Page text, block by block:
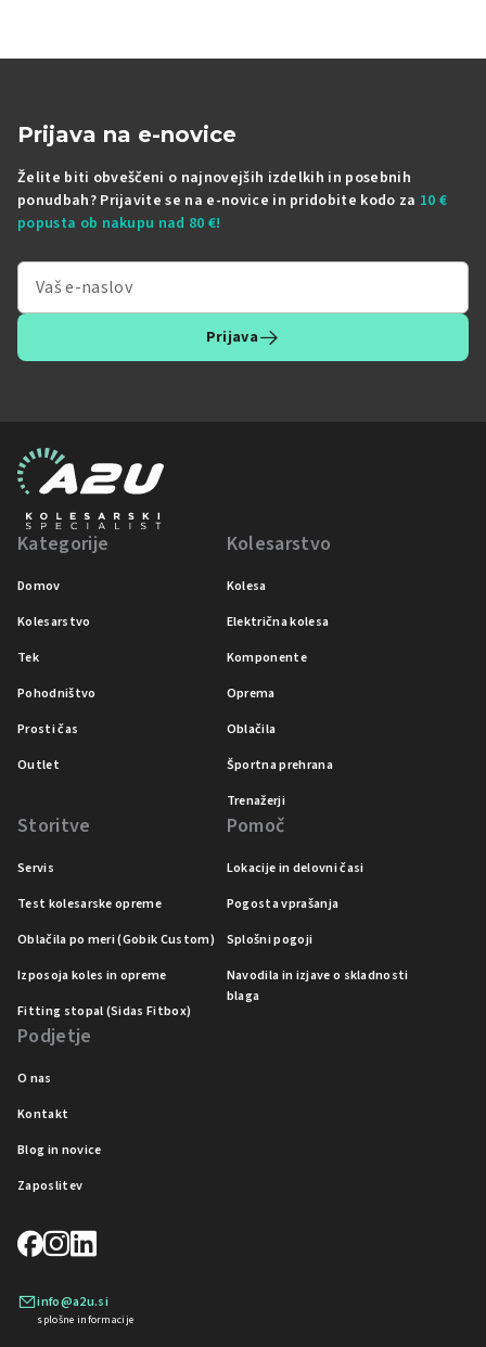
Prijava na e-novice
Želite biti obveščeni o najnovejših izdelkih in posebnih
ponudbah? Prijavite se na e-novice in pridobite kodo za 10 €
popusta ob nakupu nad 80 €!
Prijava
Kategorije
Domov
Kolesarstvo
Tek
Pohodništvo
Prosti čas
Outlet
Kolesarstvo
Kolesa
Električna kolesa
Komponente
Oprema
Oblačila
Športna prehrana
Trenažerji
Storitve
Servis
Test kolesarske opreme
Oblačila po meri (Gobik Custom)
Izposoja koles in opreme
Fitting stopal (Sidas Fitbox)
Pomoč
Lokacije in delovni časi
Pogosta vprašanja
Splošni pogoji
Navodila in izjave o skladnosti
blaga
Podjetje
O nas
Kontakt
Blog in novice
Zaposlitev
info@a2u.si
splošne informacije